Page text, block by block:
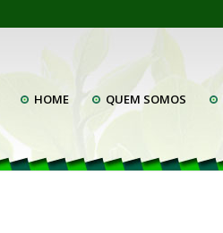
HOME QUEM SOMOS